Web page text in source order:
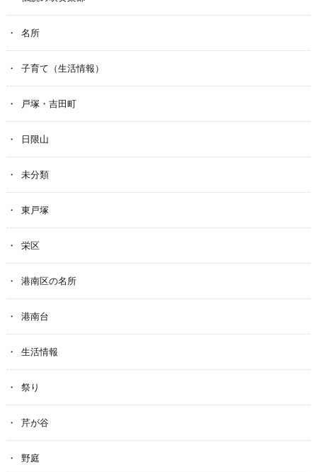
名所
子育て（生活情報）
戸塚・吉田町
日限山
未分類
東戸塚
栄区
港南区の名所
港南台
生活情報
祭り
芹が谷
野庭